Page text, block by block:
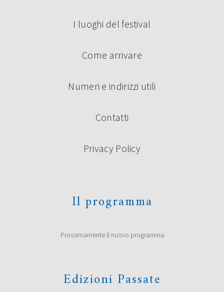
I luoghi del festival
Come arrivare
Numeri e indirizzi utili
Contatti
Privacy Policy
Il programma
Prossimamente il nuovo programma
Edizioni Passate